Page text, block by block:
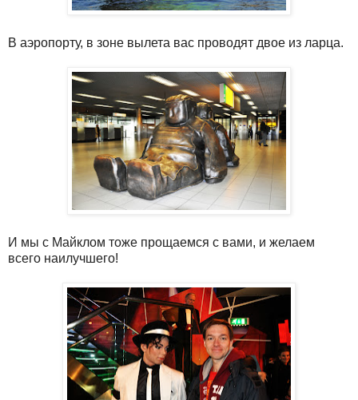
В аэропорту, в зоне вылета вас проводят двое из ларца.
И мы с Майклом тоже прощаемся с вами, и желаем
всего наилучшего!